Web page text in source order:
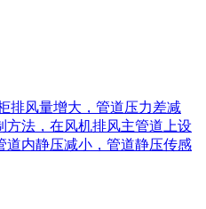
排风量增大，管道压力差减
方法，在风机排风主管道上设
道内静压减小，管道静压传感